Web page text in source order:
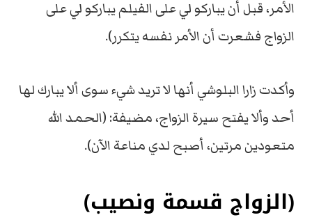
الأمر، قبل أن يباركو لي على الفيلم يباركو لي على
الزواج فشعرت أن الأمر نفسه يتكرر).
وأكدت زارا البلوشي أنها لا تريد شيء سوى ألا يبارك لها
أحد وألا يفتح سيرة الزواج، مضيفة: (الحمد الله
متعودين مرتين، أصبح لدي مناعة الآن).
(الزواج قسمة ونصيب)